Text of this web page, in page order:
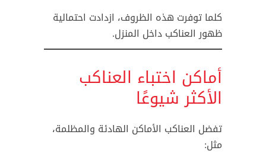
كلما توفرت هذه الظروف، ازدادت احتمالية
ظهور العناكب داخل المنزل.
أماكن اختباء العناكب
الأكثر شيوعًا
تفضل العناكب الأماكن الهادئة والمظلمة،
مثل: